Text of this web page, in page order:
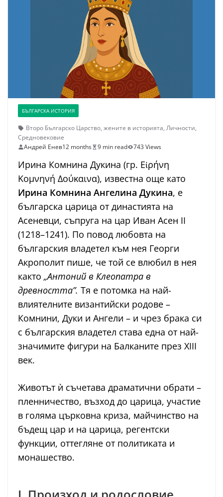
БЪЛГАРСКА ИСТОРИЯ
Второ Българско Царство, жените в историята, Личности,
Средновековие
Андрей Енев12 months 9 min read 743 Views
Ирина Комнина Дукина (гр. Εἰρήνη
Κομνηνή Δούκαινα), известна още като
Ирина Комнина Ангелина Дукина, е
българска царица от династията на
Асеневци, съпруга на цар Иван Асен II
(1218–1241). По повод любовта на
българския владетел към нея Георги
Акрополит пише, че той се влюбил в нея
както „Антоний в Клеопатра в
древността”. Тя е потомка на най-
влиятелните византийски родове –
Комнини, Дуки и Ангели – и чрез брака си
с българския владетел става една от най-
значимите фигури на Балканите през XIII
век.
Животът ѝ съчетава драматични обрати –
пленничество, възход до царица, участие
в голяма църковна криза, майчинство на
бъдещ цар и на царица, регентски
функции, оттегляне от политиката и
монашество.